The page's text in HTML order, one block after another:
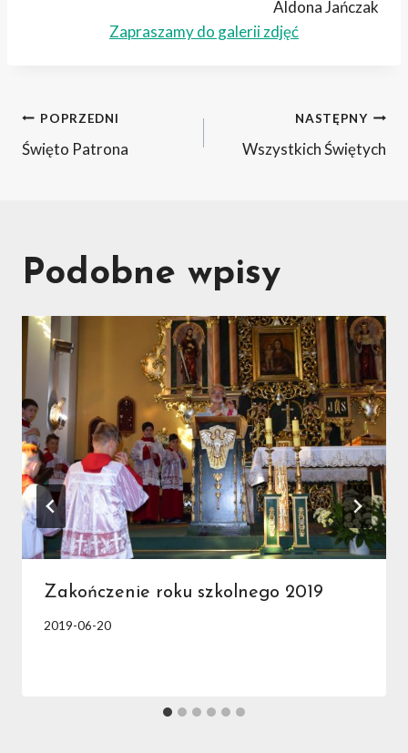
Aldona Jańczak
Zapraszamy do galerii zdjęć
Nawigacja
wpisu
POPRZEDNI
Święto Patrona
NASTĘPNY
Wszystkich Świętych
Podobne wpisy
Zakończenie roku szkolnego 2019
2019-06-20